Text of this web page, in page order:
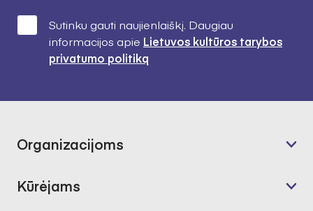
Sutinku gauti naujienlaiškį. Daugiau
informacijos apie Lietuvos kultūros tarybos
privatumo politiką
Organizacijoms
Kūrėjams